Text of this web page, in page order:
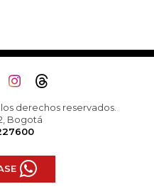
derechos reservados.
Bogotá